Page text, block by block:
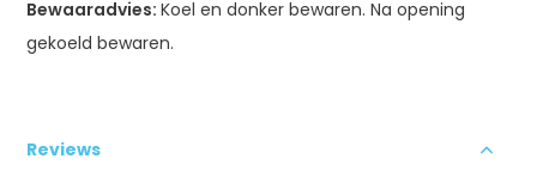
Bewaaradvies:Koel en donker bewaren. Na opening
gekoeld bewaren.
Reviews